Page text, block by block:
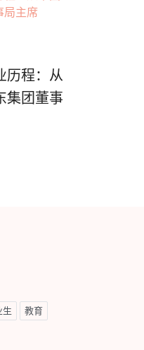
历程：从
集团董事
生 教育